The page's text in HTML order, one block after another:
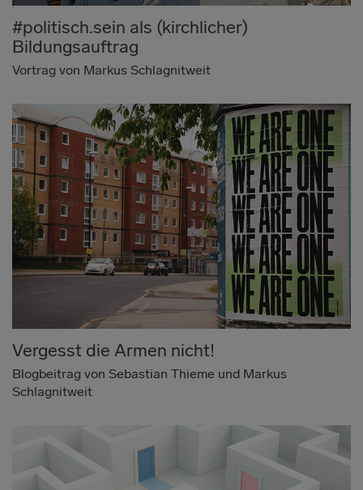
#politisch.sein als (kirchlicher)
Bildungsauftrag
Vortrag von Markus Schlagnitweit
Vergesst die Armen nicht!
Blogbeitrag von Sebastian Thieme und Markus
Schlagnitweit